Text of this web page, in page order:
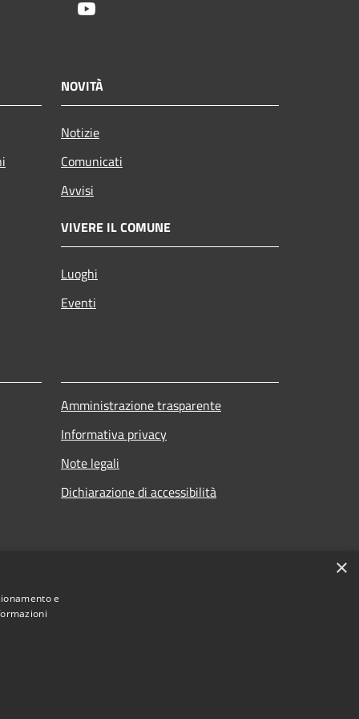
NOVITÀ
Notizie
Comunicati
Avvisi
VIVERE IL COMUNE
Luoghi
Eventi
Amministrazione trasparente
Informativa privacy
Note legali
Dichiarazione di accessibilità
×
e